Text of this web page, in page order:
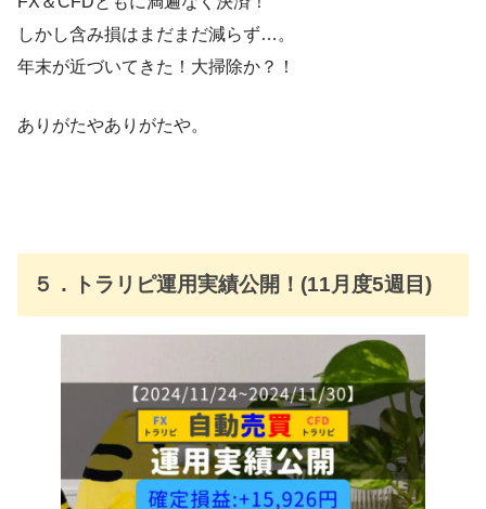
しかし含み損はまだまだ減らず…。
年末が近づいてきた！大掃除か？！
ありがたやありがたや。
５．トラリピ運用実績公開！(11月度5週目)